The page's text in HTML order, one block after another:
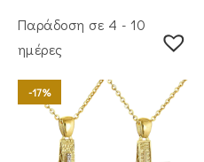
Παράδοση σε 4 - 10
ημέρες
-17%